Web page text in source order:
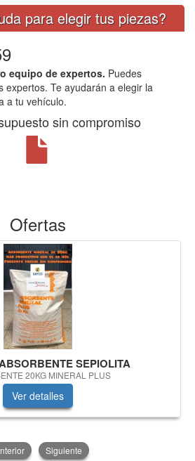
para elegir tus piezas?
equipo de expertos. Puedes
expertos. Te ayudarán a elegir la
a tu vehículo.
sin compromiso
Ofertas
SEPIOLITA
20KG MINERAL PLUS
Ver detalles
Siguiente